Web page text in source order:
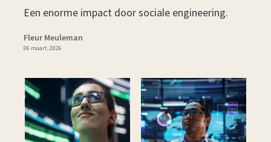
Een enorme impact door sociale engineering.
Fleur Meuleman
06 maart, 2026